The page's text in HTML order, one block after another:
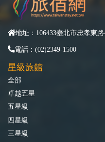
地址：106433臺北市忠孝東
電話：(02)2349-1500
星級旅館
全部
卓越五星
五星級
四星級
三星級